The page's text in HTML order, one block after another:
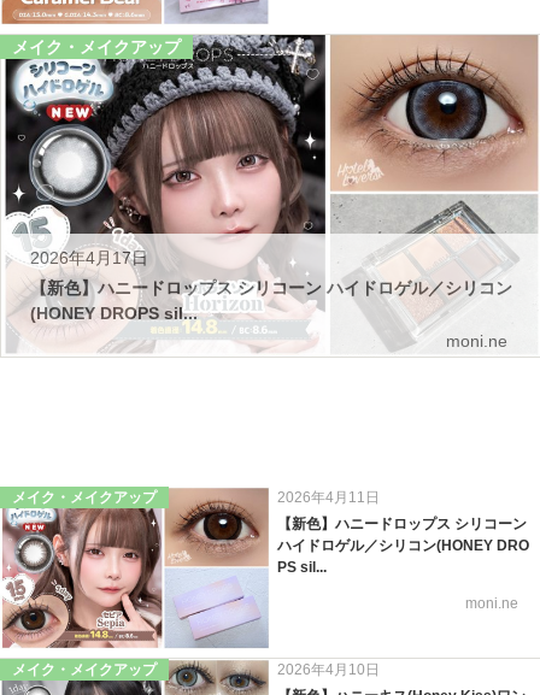
メイク・メイクアップ
2026年4月17日
【新色】ハニードロップス シリコーン ハイドロゲル／シリコン
(HONEY DROPS sil...
moni.ne
メイク・メイクアップ
2026年4月11日
【新色】ハニードロップス シリコーン
ハイドロゲル／シリコン(HONEY DRO
PS sil...
moni.ne
メイク・メイクアップ
2026年4月10日